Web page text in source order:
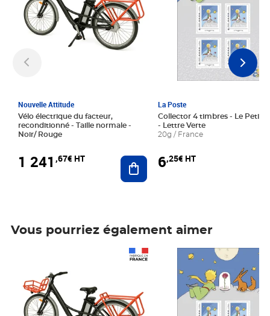
Nouvelle Attitude
Vélo électrique du facteur,
reconditionné - Taille normale -
Noir/ Rouge
1 241 ,67€ HT Ajouter au panier
La Poste
Collector 4 timbres - Le Petit
- Lettre Verte
20g / France
6,25€ HT
Vous pourriez également aimer
Prix 6,25€ HT